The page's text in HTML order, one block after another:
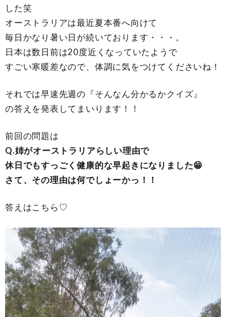
した笑
オーストラリアは最近夏本番へ向けて
毎日かなり暑い日が続いております・・・。
日本は数日前は20度近くなっていたようで
すごい寒暖差なので、体調に気をつけてくださいね！
それでは早速先週の『そんなん分かるかクイズ』
の答えを発表してまいります！！
前回の問題は
Q.姉がオーストラリアらしい理由で
休日でもすっごく健康的な早起きになりました😁
さて、その理由は何でしょーかっ！！
答えはこちら♡